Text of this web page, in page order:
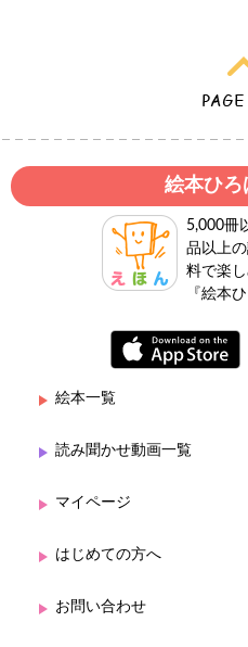
絵本ひろ
5,000冊
品以上
料で楽し
『絵本
絵本一覧
読み聞かせ動画一覧
マイページ
はじめての方へ
お問い合わせ